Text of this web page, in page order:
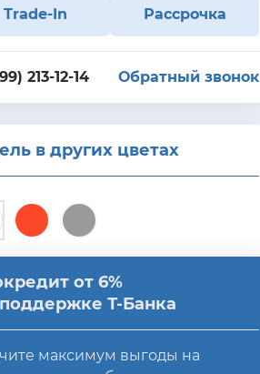
Trade-In Рассрочка
213-12-14 Обратный звонок
в других цветах
от 6%
Т-Банка
максимум выгоды на